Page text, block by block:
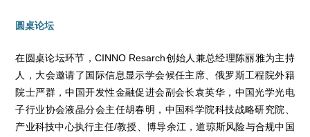
圆桌论坛
在圆桌论坛环节，CINNO Resarch创始人兼总经理陈丽雅为主持
人，大会邀请了国际信息显示学会候任主席、俄罗斯工程院外籍
院士严群，中国开发性金融促进会副会长袁英华，中国光学光电
子行业协会液晶分会主任胡春明，中国科学院科技战略研究院、
产业科技中心执行主任/教授、博导余江，道琼斯风险与合规中国